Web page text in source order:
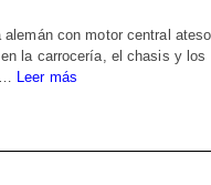
alemán con motor central
la carrocería, el chasis y los
Leer más